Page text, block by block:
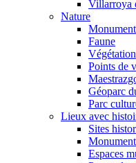
Villarroya
Nature
Faune
Végétation
Points de
Géoparc
Parc
Lieux avec
Sites
Espaces